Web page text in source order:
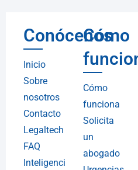
Conócenos
Inicio
Sobre
nosotros
Contacto
Legaltech
FAQ
Inteligenci
Cómo
Cómo
funciona
Solicita
un
abogado